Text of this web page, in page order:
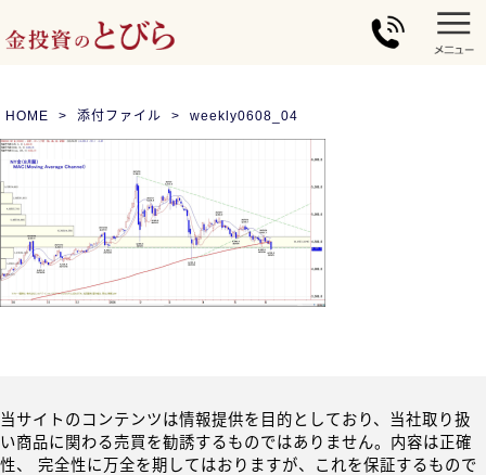
HOME 添付ファイル weekly0608_04
当サイトのコンテンツは情報提供を目的としており、当社取り扱
い商品に関わる売買を勧誘するものではありません。内容は正確
性、 完全性に万全を期してはおりますが、これを保証するもので